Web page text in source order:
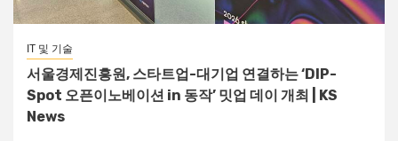
IT 및 기술
서울경제진흥원, 스타트업-대기업 연결하는 ‘DIP-
Spot 오픈이노베이션 in 동작’ 밋업 데이 개최 | KS
News